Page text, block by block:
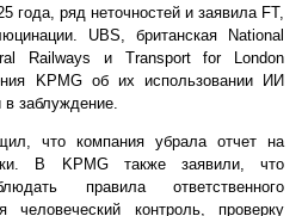
года, ряд неточностей и заявила FT,
UBS, британская National
Railways и Transport for London
KPMG об их использовании ИИ
заблуждение.
что компания убрала отчет на
В KPMG также заявили, что
правила ответственного
контроль, проверку